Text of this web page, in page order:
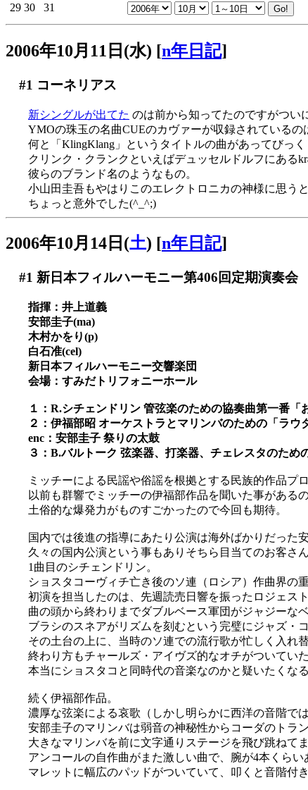
29 30 31
2006年10月11日(水) [n年日記]
#1 コーネリアス
新シングルが出てた のは前から知ってたのですがつい
YMOの珠玉の名曲CUEのカヴァーが収録されているの
何と「KlingKlang」というタイトルの曲があってびっく
クリンク・クランクといえばデュッセルドルフにある
彼らのブランド名のようなもの。
小山田圭吾もやはりこのエレクトロニカの神様に思う
ちょっと意外でした(^_^;)
2006年10月14日(土) [n年日記]
#1 新日本フィルハーモニー第406回定期演奏会
指揮：井上道義
安部圭子(ma)
木村かをり(p)
白石准(cel)
新日本フィルハーモニー交響楽団
会場：すみだトリフォニーホール
１：R.シチェンドリン 管弦楽のための協奏曲第一番「
２：伊福部昭 オーケストラとマリンバのための「ラウ
enc：安部圭子 祭りの太鼓
３：B.バルトーク 弦楽器、打楽器、チェレスタのため
ミッチーによる民謡や俗謡を根拠とする民族的作品プロ
以前も群響でミッチーの伊福部作品を聞いた事があるの
土俗的な爆発力がものすごかったので今回も期待。
国内では後進の指導にあたり公演は海外ばかりだった安
久々の国内公演という事もありそちら目当てのお客さ
1曲目のシチェンドリン。
ショスタコーヴィチ亡き後のソ連（ロシア）作曲界の
初演を担当したのは、先週読売日響を振ったロジェス
曲の頭から終わりまでダブルベース軍団がジャジーな
ブラシのスネアがリズムを刻むという完璧にジャズ・
その土台の上に、当時のソ連での流行歌が忙しく入れ
終わり方もチャールズ・アイヴズ的なオチがついていた
本当にショスタコと同時代の音楽なのかと疑いたくな
続く伊福部作品。
濃厚な弦楽による哀歌（しかし明らかに西洋の音階で
安部圭子のマリンバは弱音の神秘性からコーダのトラ
大きなマリンバを前に文字通りステージを飛び跳ねてま
アンコールの自作曲がまた激しい曲で、腕が4本くら
マレットに幅広のパッドがついていて、叩くと音階付